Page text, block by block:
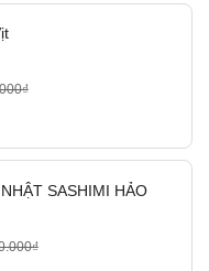
SASHIMI HẢO